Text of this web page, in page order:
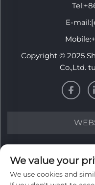
Tel:
E-mail:
Mobile:
Copyright © 2025
Co.,Ltd.
Iscriviti per ricevere
We value your
We use cookies and